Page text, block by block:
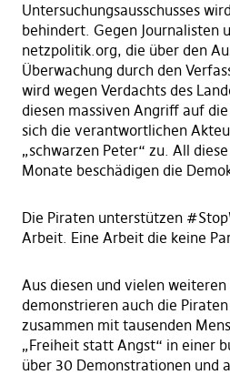
Untersuchungsausschusses
behindert. Gegen Journalisten
netzpolitik.org, die über den
Überwachung durch den
wird wegen Verdachts des
diesen massiven Angriff auf
sich die verantwortlichen
„schwarzen Peter“ zu. All
Monate beschädigen die
Die Piraten unterstützen
Arbeit. Eine Arbeit die keine
Aus diesen und vielen weiteren
demonstrieren auch die
zusammen mit tausenden
„Freiheit statt Angst“ in einer
über 30 Demonstrationen und